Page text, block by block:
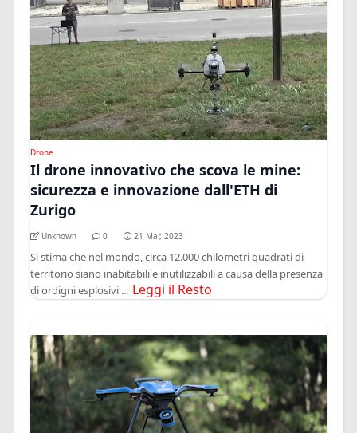
Drone
Il drone innovativo che scova le mine:
sicurezza e innovazione dall'ETH di
Zurigo
Unknown 0 21 Mar, 2023
Si stima che nel mondo, circa 12.000 chilometri quadrati di
territorio siano inabitabili e inutilizzabili a causa della presenza
di ordigni esplosivi ... Leggi il Resto